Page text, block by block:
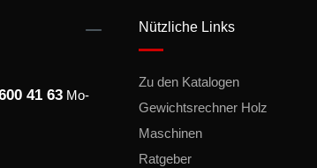
41 63 Mo-
Nützliche Links
Zu den Katalogen
Gewichtsrechner Holz
Maschinen
Ratgeber